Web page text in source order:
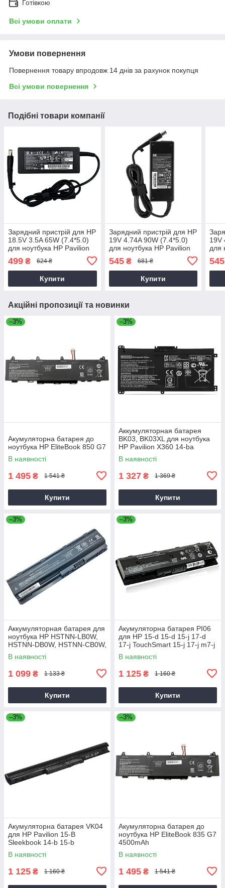
Готівкою
Всі умови оплати
Умови повернення
Повернення товару впродовж 14 днів за рахунок покупця
Всі умови повернення
Подібні товари компанії
Зарядний пристрій для HP
18.5V 3.5A 65W (7.4*5.0)
для ноутбука HP Pavilion
499 ₴ 624 ₴
Купити
Зарядний пристрій для HP
19V 4.74A 90W (7.4*5.0)
для ноутбука HP Pavilion
545₴ 681 ₴
Купити
19V
для
545
Акційні пропозиції та новинки
–3%
Акумуляторна батарея до
ноутбука HP EliteBook 850 G7
В наявності
1 495 ₴ 1 541 ₴
Купити
–3%
Аккумуляторная батарея
BK03, BK03XL для ноутбука
HP Pavilion X360 14-ba
В наявності
1 327 ₴ 1 369 ₴
Купити
–3%
Аккумуляторная батарея для
ноутбука HP HSTNN-LB0W,
HSTNN-DB0W, HSTNN-CB0W,
HSTNN-UB0W, YB0W
В наявності
1 099 ₴ 1 133 ₴
Купити
–3%
Акумуляторна батарея PI06
для HP 15-d 15-d 15-j 17-d
17-j TouchSmart 15-j 17-j m7-j
Pavilion 15-a 15-f 17-a 17-e
5200mAh
В наявності
1 125 ₴ 1 160 ₴
Купити
–3%
Акумуляторна батарея VK04
для HP Pavilion 15-B
Sleekbook 14-b 15-b
2600mAh
В наявності
1 125 ₴ 1 160 ₴
–3%
Акумуляторна батарея до
ноутбука HP EliteBook 835 G7
4500mAh
В наявності
1 495 ₴ 1 541 ₴